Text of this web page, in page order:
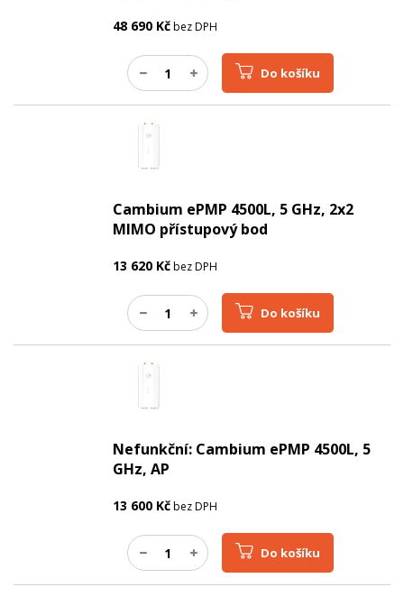
48 690 Kčbez DPH
Do košíku
Cambium ePMP 4500L, 5 GHz, 2x2
MIMO přístupový bod
13 620 Kčbez DPH
Do košíku
Nefunkční: Cambium ePMP 4500L, 5
GHz, AP
13 600 Kčbez DPH
Do košíku